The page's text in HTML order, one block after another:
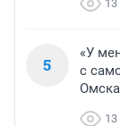
13
5
«У
с
Омска
13